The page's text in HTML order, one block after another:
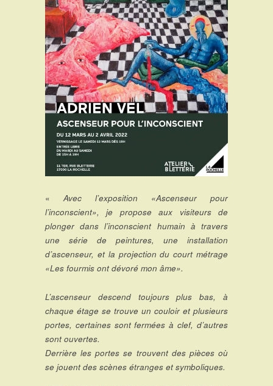
«Avec l’exposition «Ascenseur pour
l’inconscient», je propose aux visiteurs de
plonger dans l’inconscient humain à travers
une série de peintures, une installation
d’ascenseur, et la projection du court métrage
«Les fourmis ont dévoré mon âme».
L’ascenseur descend toujours plus bas, à
chaque étage se trouve un couloir et plusieurs
portes, certaines sont fermées à clef, d’autres
sont ouvertes.
Derrière les portes se trouvent des pièces où
se jouent des scènes étranges et symboliques.